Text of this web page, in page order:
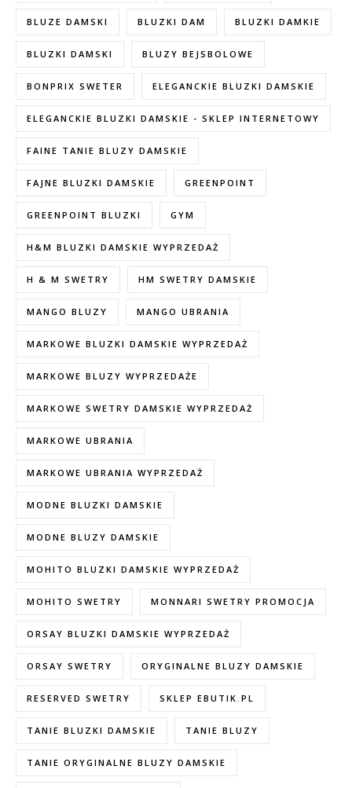
BLUZE DAMSKI BLUZKI DAM BLUZKI DAMKIE
BLUZKI DAMSKI BLUZY BEJSBOLOWE
BONPRIX SWETER ELEGANCKIE BLUZKI DAMSKIE
ELEGANCKIE BLUZKI DAMSKIE - SKLEP INTERNETOWY
FAINE TANIE BLUZY DAMSKIE
FAJNE BLUZKI DAMSKIE GREENPOINT
GREENPOINT BLUZKI GYM
H&M BLUZKI DAMSKIE WYPRZEDAŻ
H & M SWETRY HM SWETRY DAMSKIE
MANGO BLUZY MANGO UBRANIA
MARKOWE BLUZKI DAMSKIE WYPRZEDAŻ
MARKOWE BLUZY WYPRZEDAŻE
MARKOWE SWETRY DAMSKIE WYPRZEDAŻ
MARKOWE UBRANIA
MARKOWE UBRANIA WYPRZEDAŻ
MODNE BLUZKI DAMSKIE
MODNE BLUZY DAMSKIE
MOHITO BLUZKI DAMSKIE WYPRZEDAŻ
MOHITO SWETRY MONNARI SWETRY PROMOCJA
ORSAY BLUZKI DAMSKIE WYPRZEDAŻ
ORSAY SWETRY ORYGINALNE BLUZY DAMSKIE
RESERVED SWETRY SKLEP EBUTIK.PL
TANIE BLUZKI DAMSKIE TANIE BLUZY
TANIE ORYGINALNE BLUZY DAMSKIE